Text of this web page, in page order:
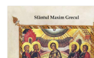
Adaugă în coș Wishlist